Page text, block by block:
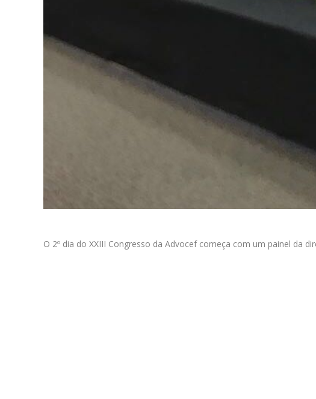
O 2º dia do XXIII Congresso da Advocef começa com um painel da